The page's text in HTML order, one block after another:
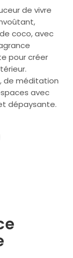
de vivre
coco, avec
pour créer
de méditation
avec
dépaysante.